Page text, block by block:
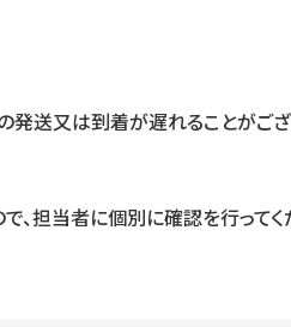
送又は到着が遅れることがご
、担当者に個別に確認を行ってく